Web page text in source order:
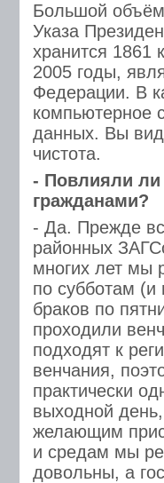
Большой
Указа
хранится 1861
2005 годы,
Федерации. В
компьютерное
данных. Вы
чистота.
- Повлияли ли
гражданами?
- Да. Прежде
районных
многих лет мы
по субботам
браков по
проходили
подходят к
венчания,
практически
выходной
желающим
и средам мы
довольны, а